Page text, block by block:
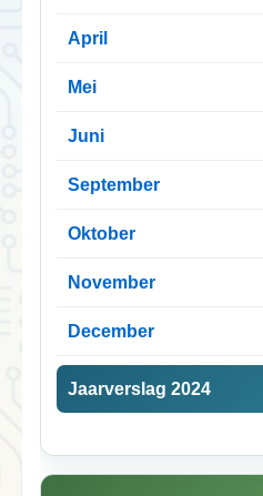
April
Mei
Juni
September
Oktober
November
December
Jaarverslag 2024